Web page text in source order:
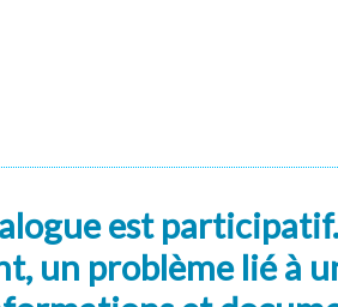
est
un problème lié à